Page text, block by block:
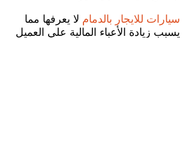
سيارات للايجار بالدمام لا يعرفها مما
يسبب زيادة الأعباء المالية علي العميل